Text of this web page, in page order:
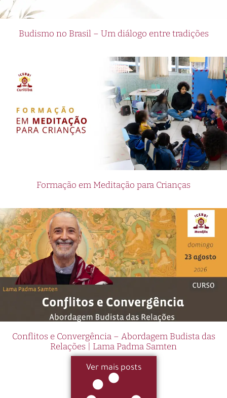
Budismo no Brasil – Um diálogo entre tradições
Formação em Meditação para Crianças
Conflitos e Convergência – Abordagem Budista das
Relações | Lama Padma Samten
Ver mais posts